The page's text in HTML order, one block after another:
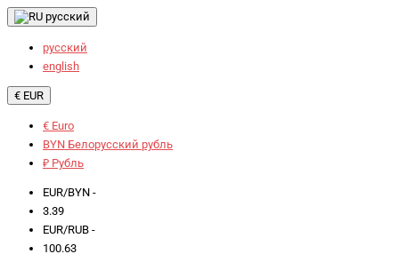
русский
русский
english
€ EUR
€ Euro
BYN Белорусский рубль
₽ Рубль
EUR/BYN -
3.39
EUR/RUB -
100.63